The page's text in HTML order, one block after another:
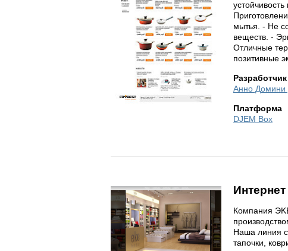
мытья. - Не
веществ. -
Отличные
позитивные
Разработчик
Анно Домини
Платформа
DJEM Box
Компания
Наша линия
тапочки,